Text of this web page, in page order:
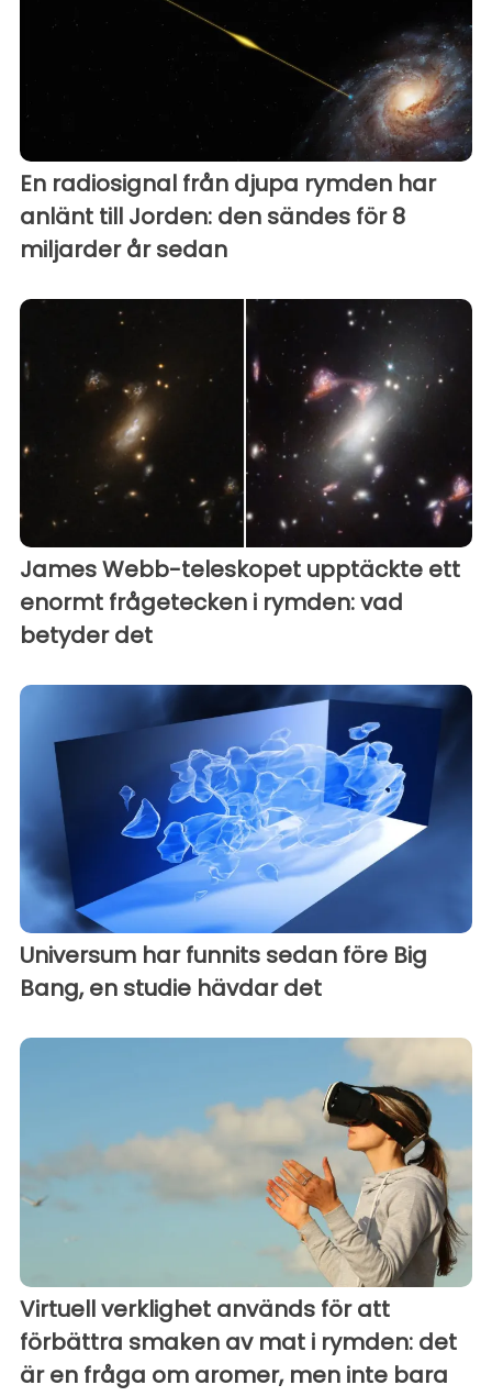
En radiosignal från djupa rymden har
anlänt till Jorden: den sändes för 8
miljarder år sedan
James Webb-teleskopet upptäckte ett
enormt frågetecken i rymden: vad
betyder det
Universum har funnits sedan före Big
Bang, en studie hävdar det
Virtuell verklighet används för att
förbättra smaken av mat i rymden: det
är en fråga om aromer, men inte bara